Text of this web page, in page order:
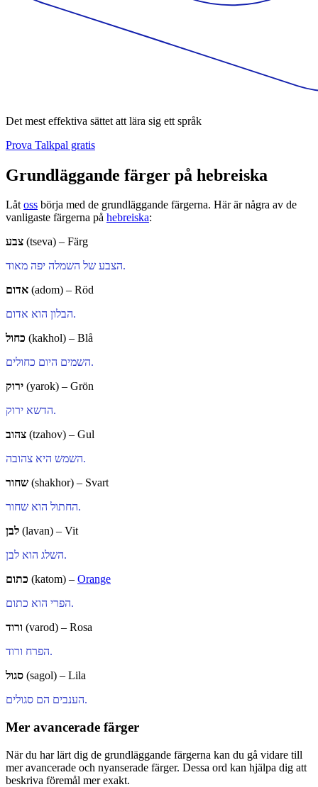
Det mest effektiva sättet att lära sig ett språk
Prova Talkpal gratis
Grundläggande färger på hebreiska
Låtoss börja med de grundläggande färgerna. Här är några av de
vanligaste färgerna på hebreiska:
צבע (tseva) – Färg
הצבע של השמלה יפה מאוד.
אדום (adom) – Röd
הבלון הוא אדום.
כחול (kakhol) – Blå
השמים היום כחולים.
ירוק (yarok) – Grön
הדשא ירוק.
צהוב (tzahov) – Gul
השמש היא צהובה.
שחור (shakhor) – Svart
החתול הוא שחור.
לבן (lavan) – Vit
השלג הוא לבן.
כתום (katom) – Orange
הפרי הוא כתום.
ורוד (varod) – Rosa
הפרח ורוד.
סגול (sagol) – Lila
הענבים הם סגולים.
Mer avancerade färger
När du har lärt dig de grundläggande färgerna kan du gå vidare till
mer avancerade och nyanserade färger. Dessa ord kan hjälpa dig att
beskriva föremål mer exakt.